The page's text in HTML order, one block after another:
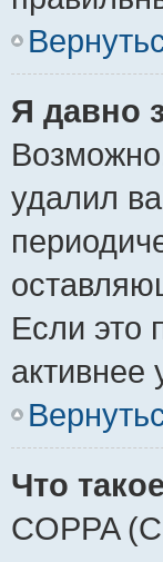
Я давно
удалил
Если это
активнее
Что
COPPA